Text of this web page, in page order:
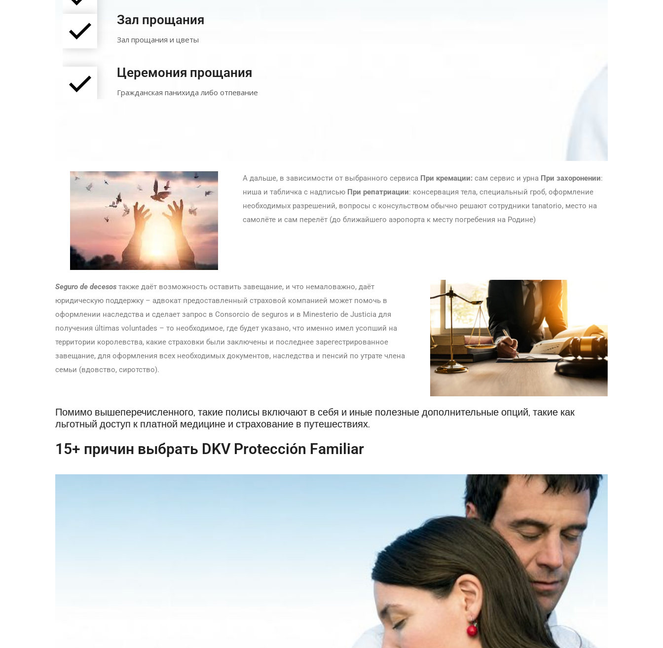
Зал прощания
Зал прощания и цветы
Церемония прощания
Гражданская панихида либо отпевание
А дальше, в зависимости от выбранного сервиса При кремации: сам сервис и урна При захоронении:
ниша и табличка с надписью При репатриации: консервация тела, специальный гроб, оформление
необходимых разрешений, вопросы с консульством обычно решают сотрудники tanatorio, место на
самолёте и сам перелёт (до ближайшего аэропорта к месту погребения на Родине)
Seguro de decesos также даёт возможность оставить завещание, и что немаловажно, даёт
юридическую поддержку – адвокат предоставленный страховой компанией может помочь в
оформлении наследства и сделает запрос в Consorcio de seguros и в Minesterio de Justicia для
получения últimas voluntades – то необходимое, где будет указано, что именно имел усопший на
территории королевства, какие страховки были заключены и последнее зарегестрированное
завещание, для оформления всех необходимых документов, наследства и пенсий по утрате члена
семьи (вдовство, сиротство).
Помимо вышеперечисленного, такие полисы включают в себя и иные полезные дополнительные опций, такие как
льготный доступ к платной медицине и страхование в путешествиях.
15+ причин выбрать DKV Protección Familiar